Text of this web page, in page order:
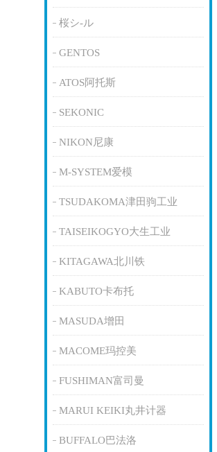
桜シ-ル
GENTOS
ATOS阿托斯
SEKONIC
NIKON尼康
M-SYSTEM爱模
TSUDAKOMA津田驹工业
TAISEIKOGYO大生工业
KITAGAWA北川铁
KABUTO卡布托
MASUDA增田
MACOME玛控美
FUSHIMAN富司曼
MARUI KEIKI丸井计器
BUFFALO巴法洛